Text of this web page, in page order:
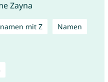
mit Z Namen